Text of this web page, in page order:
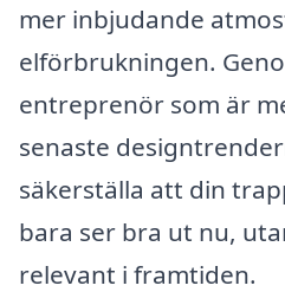
mer inbjudande
elförbrukningen.
entreprenör som är
senaste
säkerställa att din
bara ser bra ut nu,
relevant i framtiden.